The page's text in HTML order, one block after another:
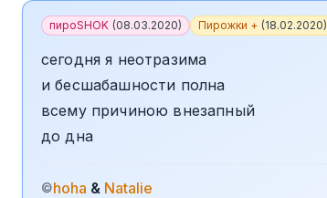
пироSHOK (08.03.2020) Пирожки + (18.02.2020)
сегодня я неотразима
и бесшабашности полна
всему причиною внезапный
до дна
©hoha & Natalie